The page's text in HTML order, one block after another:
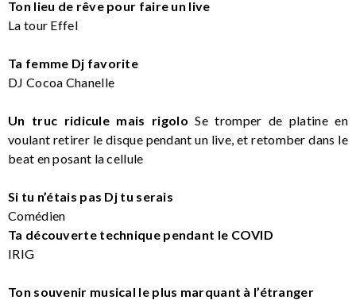
Ton lieu de rêve pour faire un live
La tour Effel
Ta femme Dj favorite
DJ Cocoa Chanelle
Un truc ridicule mais rigoloSe tromper de platine en
voulant retirer le disque pendant un live, et retomber dans le
beat en posant la cellule
Si tu n’étais pas Dj tu serais
Comédien
Ta découverte technique pendant le COVID
IRIG
Ton souvenir musical le plus marquant à l’étranger